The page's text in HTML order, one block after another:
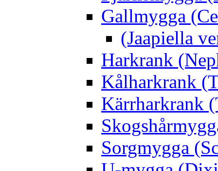
Gallmygga
(Jaapiella
Harkrank
Kålharkrank
Kärrharkrank
Sorgmygga